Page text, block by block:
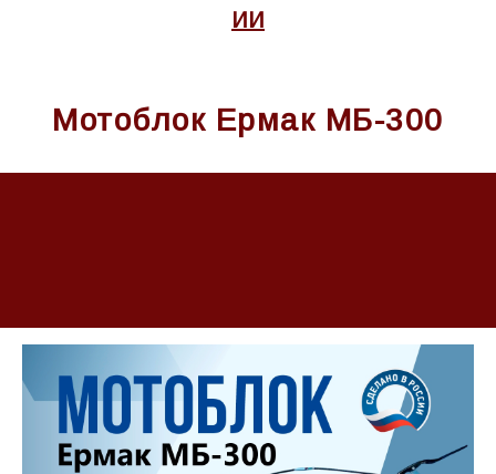
ИИ
Мотоблок Ермак МБ-300